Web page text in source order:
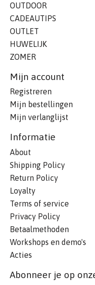
OUTDOOR
CADEAUTIPS
OUTLET
HUWELIJK
ZOMER
Mijn account
Registreren
Mijn bestellingen
Mijn verlanglijst
Informatie
About
Shipping Policy
Return Policy
Loyalty
Terms of service
Privacy Policy
Betaalmethoden
Workshops en demo's
Acties
Abonneer je op